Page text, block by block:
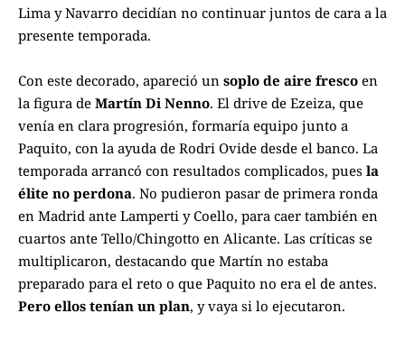
Lima y Navarro decidían no continuar juntos de cara a la
presente temporada.
Con este decorado, apareció un soplo de aire fresco en
la figura de Martín Di Nenno. El drive de Ezeiza, que
venía en clara progresión, formaría equipo junto a
Paquito, con la ayuda de Rodri Ovide desde el banco. La
temporada arrancó con resultados complicados, pues la
élite no perdona. No pudieron pasar de primera ronda
en Madrid ante Lamperti y Coello, para caer también en
cuartos ante Tello/Chingotto en Alicante. Las críticas se
multiplicaron, destacando que Martín no estaba
preparado para el reto o que Paquito no era el de antes.
Pero ellos tenían un plan, y vaya si lo ejecutaron.